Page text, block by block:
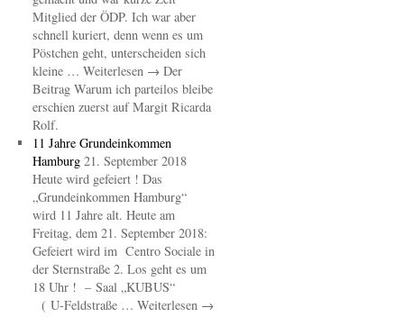
Mitglied der ÖDP. Ich war aber
schnell kuriert, denn wenn es um
Pöstchen geht, unterscheiden sich
kleine … Weiterlesen → Der
Beitrag Warum ich parteilos bleibe
erschien zuerst auf Margit Ricarda
Rolf.
11 Jahre Grundeinkommen
Hamburg 21. September 2018
Heute wird gefeiert ! Das
„Grundeinkommen Hamburg“
wird 11 Jahre alt. Heute am
Freitag, dem 21. September 2018:
Gefeiert wird im Centro Sociale in
der Sternstraße 2. Los geht es um
18 Uhr ! – Saal „KUBUS“
( U-Feldstraße … Weiterlesen →